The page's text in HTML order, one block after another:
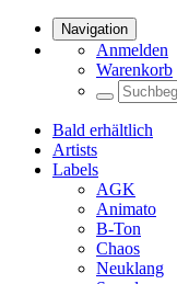
Navigation
Anmelden
Warenkorb
Bald erhältlich
Artists
Labels
AGK
Animato
B-Ton
Chaos
Neuklang